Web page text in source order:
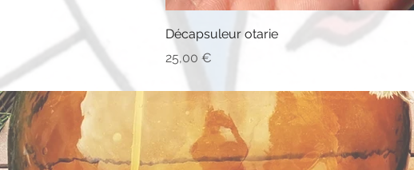
Décapsuleur otarie
Prix
25,00 €